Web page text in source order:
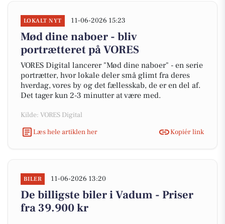
LOKALT NYT 11-06-2026 15:23
Mød dine naboer - bliv
portrætteret på VORES
VORES Digital lancerer "Mød dine naboer" - en serie
portrætter, hvor lokale deler små glimt fra deres
hverdag, vores by og det fællesskab, de er en del af.
Det tager kun 2-3 minutter at være med.
Kilde: VORES Digital
Læs hele artiklen her
Kopiér link
BILER 11-06-2026 13:20
De billigste biler i Vadum - Priser
fra 39.900 kr